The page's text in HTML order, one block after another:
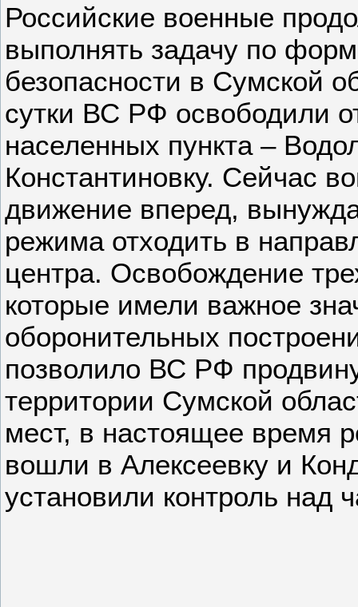
Российские военные
выполнять задачу по
безопасности в Сумской
сутки ВС РФ освободили
населенных пункта –
Константиновку. Сейчас
движение вперед,
режима отходить в
центра. Освобождение
которые имели важное
оборонительных
позволило ВС РФ
территории Сумской
мест, в настоящее время
вошли в Алексеевку и
установили контроль над